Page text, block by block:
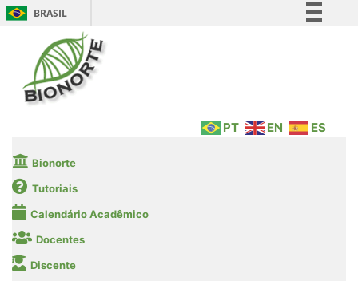
BRASIL
Legislação
PT EN ES
Bionorte
Tutoriais
Calendário Acadêmico
Docentes
Discente